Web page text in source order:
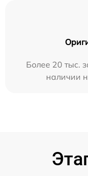
Более 20 тыс.
наличии